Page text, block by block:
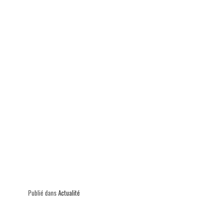
Publié dans Actualité